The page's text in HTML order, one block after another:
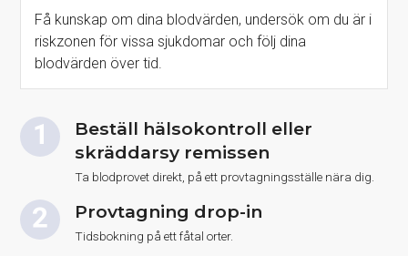
Få kunskap om dina blodvärden, undersök om du är i
riskzonen för vissa sjukdomar och följ dina
blodvärden över tid.
Beställ hälsokontroll eller
skräddarsy remissen
Ta blodprovet direkt, på ett provtagningsställe nära dig.
Provtagning drop-in
Tidsbokning på ett fåtal orter.